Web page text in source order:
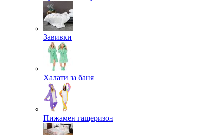
Завивки
Халати за баня
Пижамен гащеризон